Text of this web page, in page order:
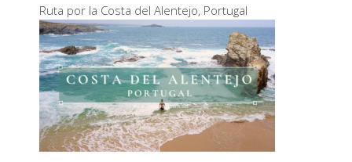
Ruta por la Costa del Alentejo, Portugal